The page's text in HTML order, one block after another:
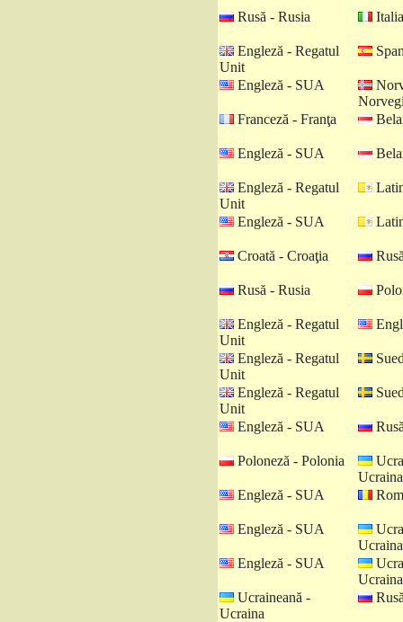
Rusă - Rusia
Engleză - Regatul
Unit
Engleză - SUA
Franceză - Franţa
Engleză - SUA
Engleză - Regatul
Unit
Engleză - SUA
Croată - Croaţia
Rusă - Rusia
Engleză - Regatul
Unit
Engleză - Regatul
Unit
Engleză - Regatul
Unit
Engleză - SUA
Poloneză - Polonia
Ucraina
Engleză - SUA
Engleză - SUA
Ucraina
Engleză - SUA
Ucraina
Ucraineană -
Ucraina